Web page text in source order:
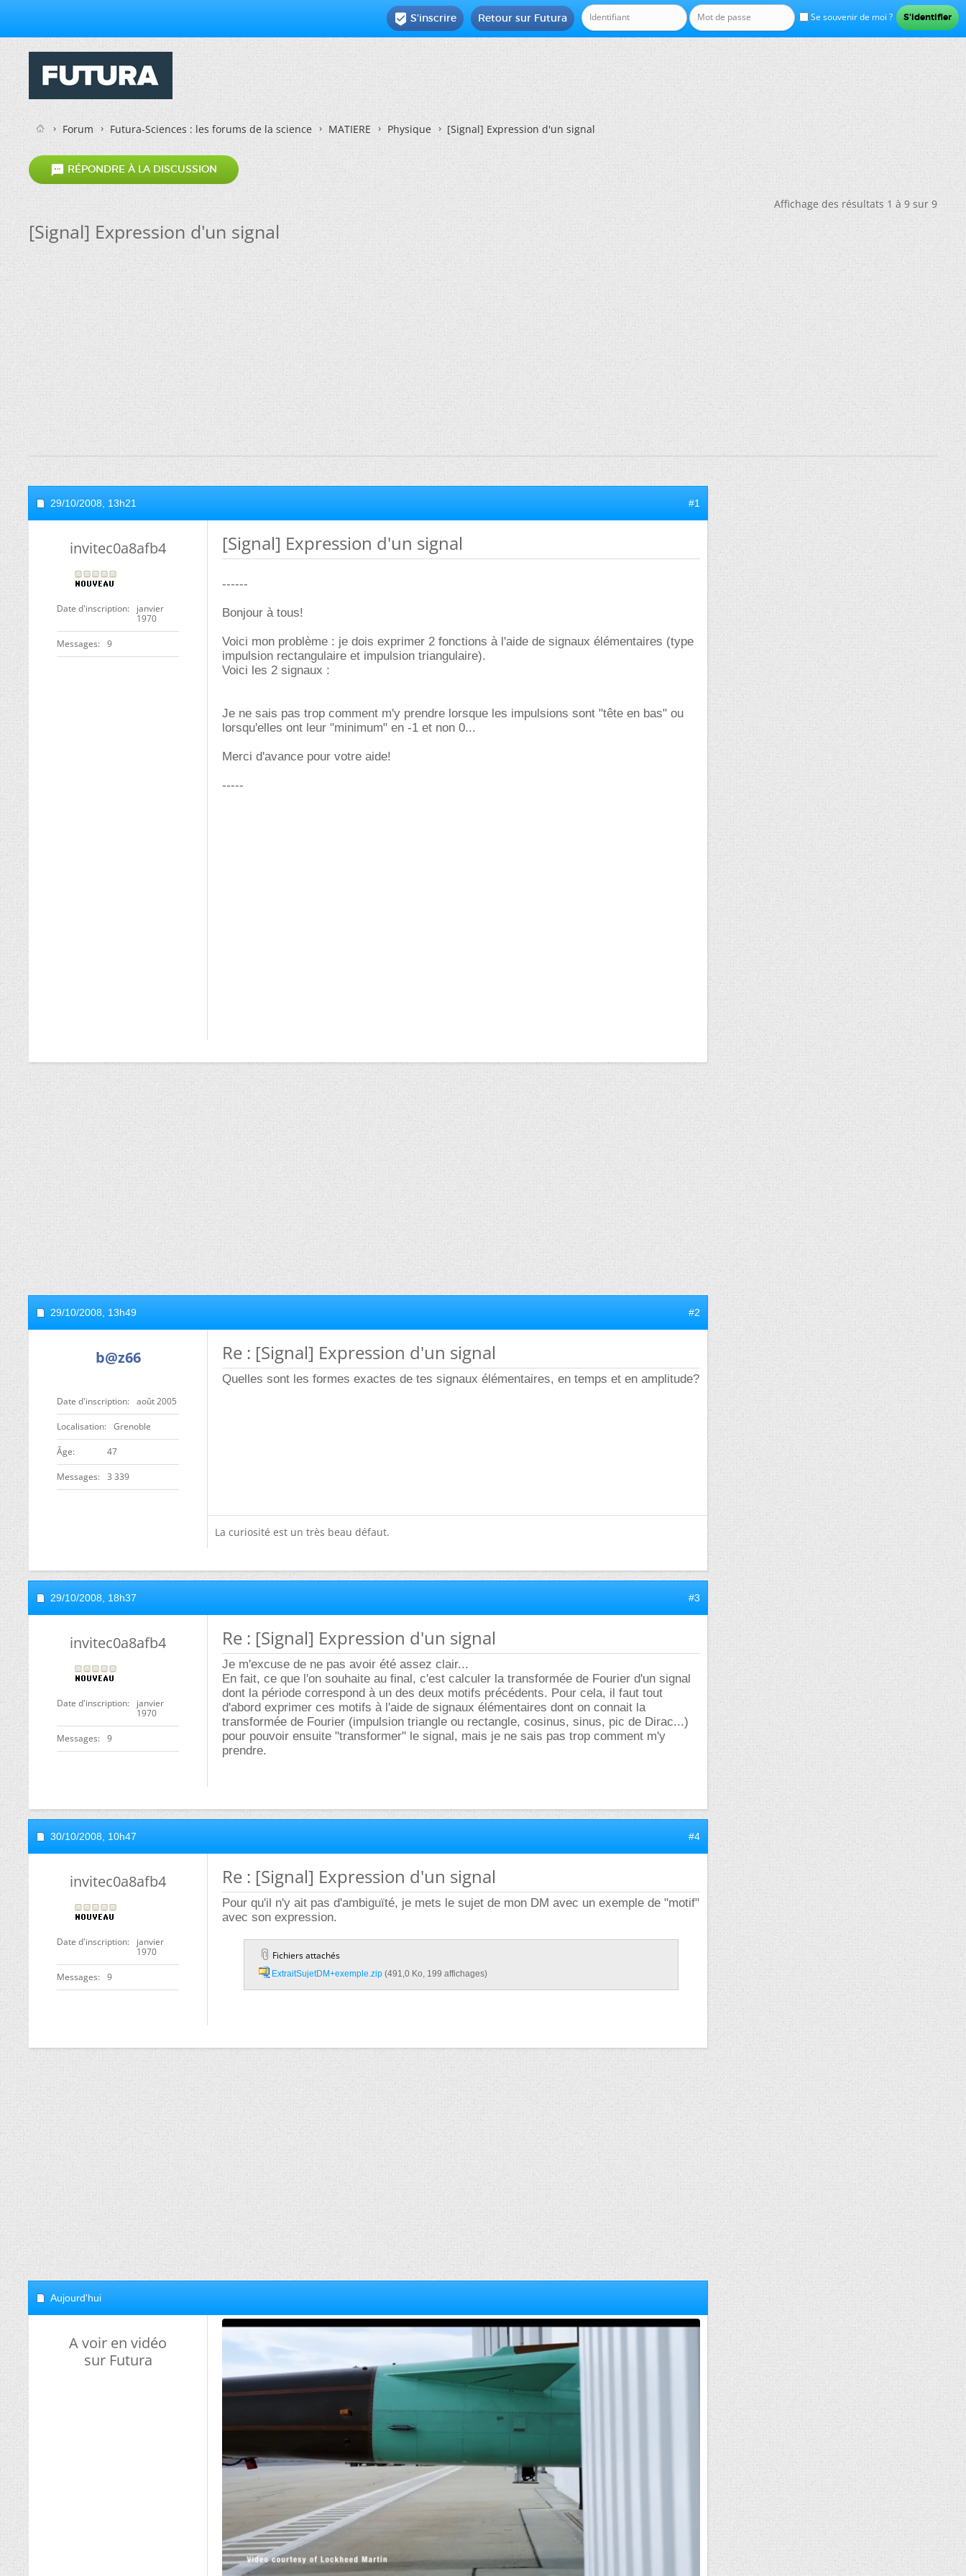
Se souvenir de moi ?
Retour sur Futura
 S'inscrire
Forum Futura-Sciences : les forums de la science MATIERE Physique [Signal] Expression d'un signal
 RÉPONDRE À LA DISCUSSION
Affichage des résultats 1 à 9 sur 9
[Signal] Expression d'un signal
29/10/2008, 13h21 #1
invitec0a8afb4
Date d'inscription
janvier
1970
Messages 9
[Signal] Expression d'un signal
------
Bonjour à tous!
Voici mon problème : je dois exprimer 2 fonctions à l'aide de signaux élémentaires (type
impulsion rectangulaire et impulsion triangulaire).
Voici les 2 signaux :
Je ne sais pas trop comment m'y prendre lorsque les impulsions sont "tête en bas" ou
lorsqu'elles ont leur "minimum" en -1 et non 0...
Merci d'avance pour votre aide!
-----
29/10/2008, 13h49 #2
b@z66
Date d'inscription août 2005
Localisation Grenoble
ge 47
Messages 3 339
Re : [Signal] Expression d'un signal
Quelles sont les formes exactes de tes signaux élémentaires, en temps et en amplitude?
La curiosité est un très beau défaut.
29/10/2008, 18h37 #3
invitec0a8afb4
Date d'inscription
janvier
1970
Messages 9
Re : [Signal] Expression d'un signal
Je m'excuse de ne pas avoir été assez clair...
En fait, ce que l'on souhaite au final, c'est calculer la transformée de Fourier d'un signal
dont la période correspond à un des deux motifs précédents. Pour cela, il faut tout
d'abord exprimer ces motifs à l'aide de signaux élémentaires dont on connait la
transformée de Fourier (impulsion triangle ou rectangle, cosinus, sinus, pic de Dirac...)
pour pouvoir ensuite "transformer" le signal, mais je ne sais pas trop comment m'y
prendre.
30/10/2008, 10h47 #4
invitec0a8afb4
Date d'inscription
janvier
1970
Messages 9
Re : [Signal] Expression d'un signal
Pour qu'il n'y ait pas d'ambiguïté, je mets le sujet de mon DM avec un exemple de "motif"
avec son expression.
Fichiers attachés
ExtraitSujetDM+exemple.zip‎ (491,0 Ko, 199 affichages)
Aujourd'hui
A voir en vidéo
sur Futura